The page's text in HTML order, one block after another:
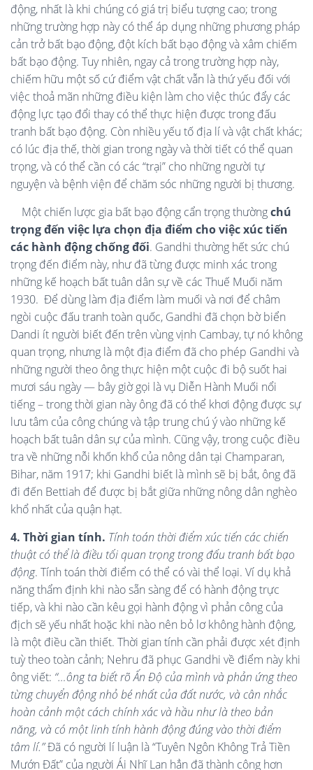
động, nhất là khi chúng có giá trị biểu tượng cao; trong
những trường hợp này có thể áp dụng những phương pháp
cản trở bất bạo động, đột kích bất bạo động và xâm chiếm
bất bạo động. Tuy nhiên, ngay cả trong trường hợp này,
chiếm hữu một số cứ điểm vật chất vẫn là thứ yếu đối với
việc thoả mãn những điều kiện làm cho việc thúc đẩy các
động lực tạo đổi thay có thể thực hiện được trong đấu
tranh bất bạo động. Còn nhiều yếu tố địa lí và vật chất khác;
có lúc địa thế, thời gian trong ngày và thời tiết có thể quan
trọng, và có thể cần có các “trại” cho những người tự
nguyện và bệnh viện để chăm sóc những người bị thương.
Một chiến lược gia bất bạo động cẩn trọng thườngchú
trọng đến việc lựa chọn địa điểm cho việc xúc tiến
các hành động chống đối. Gandhi thường hết sức chú
trọng đến điểm này, như đã từng được minh xác trong
những kế hoạch bất tuân dân sự về các Thuế Muối năm
1930. Để dùng làm địa điểm làm muối và nơi để châm
ngòi cuộc đấu tranh toàn quốc, Gandhi đã chọn bờ biển
Dandi ít người biết đến trên vùng vịnh Cambay, tự nó không
quan trọng, nhưng là một địa điểm đã cho phép Gandhi và
những người theo ông thực hiện một cuộc đi bộ suốt hai
mươi sáu ngày — bây giờ gọi là vụ Diễn Hành Muối nổi
tiếng – trong thời gian này ông đã có thể khơi động được sự
lưu tâm của công chúng và tập trung chú ý vào những kế
hoạch bất tuân dân sự của mình. Cũng vậy, trong cuộc điều
tra về những nỗi khốn khổ của nông dân tại Champaran,
Bihar, năm 1917; khi Gandhi biết là mình sẽ bị bắt, ông đã
đi đến Bettiah để được bị bắt giữa những nông dân nghèo
khổ nhất của quận hạt.
4. Thời gian tính. Tính toán thời điểm xúc tiến các chiến
thuật có thể là điều tối quan trọng trong đấu tranh bất bạo
động. Tính toán thời điểm có thể có vài thể loại. Ví dụ khả
năng thẩm định khi nào sẵn sàng để có hành động trực
tiếp, và khi nào cần kêu gọi hành động vì phản công của
địch sẽ yếu nhất hoặc khi nào nên bỏ lơ không hành động,
là một điều cần thiết. Thời gian tính cần phải được xét định
tuỳ theo toàn cảnh; Nehru đã phục Gandhi về điểm này khi
ông viết: “…ông ta biết rõ Ấn Độ của mình và phản ứng theo
từng chuyển động nhỏ bé nhất của đất nước, và cân nhắc
hoàn cảnh một cách chính xác và hầu như là theo bản
năng, và có một linh tính hành động đúng vào thời điểm
tâm lí.”Đã có người lí luận là “Tuyên Ngôn Không Trả Tiền
Mướn Đất” của người Ái Nhĩ Lan hẳn đã thành công hơn